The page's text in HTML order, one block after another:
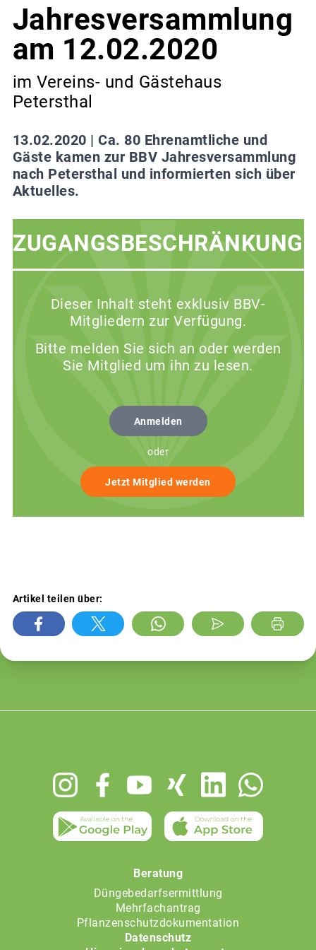
Jahresversammlung
am 12.02.2020
im Vereins- und Gästehaus
Petersthal
13.02.2020 | Ca. 80 Ehrenamtliche und
Gäste kamen zur BBV Jahresversammlung
nach Petersthal und informierten sich über
Aktuelles.
ZUGANGSBESCHRÄNKUNG
Dieser Inhalt steht exklusiv BBV-
Mitgliedern zur Verfügung.
Bitte melden Sie sich an oder werden
Sie Mitglied um ihn zu lesen.
Anmelden
oder
Jetzt Mitglied werden
Artikel teilen über:
Beratung
Düngebedarfsermittlung
Mehrfachantrag
Pflanzenschutzdokumentation
Datenschutz